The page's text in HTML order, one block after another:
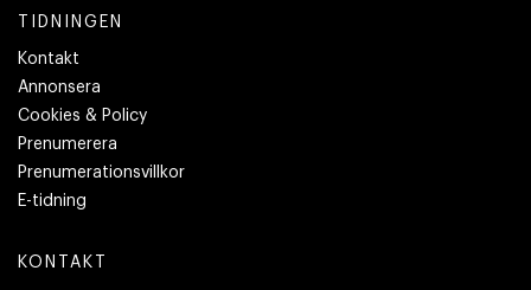
TIDNINGEN
Kontakt
Annonsera
Cookies & Policy
Prenumerera
Prenumerationsvillkor
E-tidning
KONTAKT